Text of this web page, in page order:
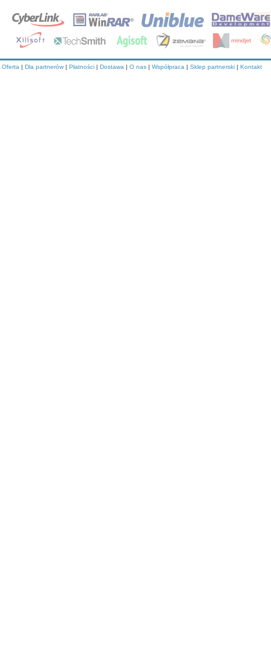
Oferta | Dla partnerów | Płatności | Dostawa | O nas | Współpraca | Sklep partnerski | Kontakt